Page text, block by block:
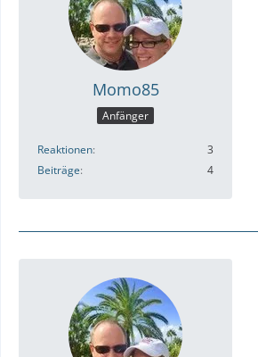
Momo85
Anfänger
Reaktionen
3
Beiträge
4